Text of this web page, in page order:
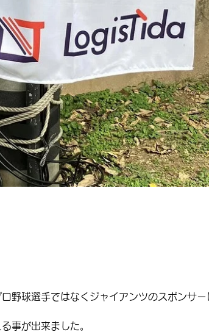
野球選手ではなくジャイアンツのスポンサ
事が出来ました。